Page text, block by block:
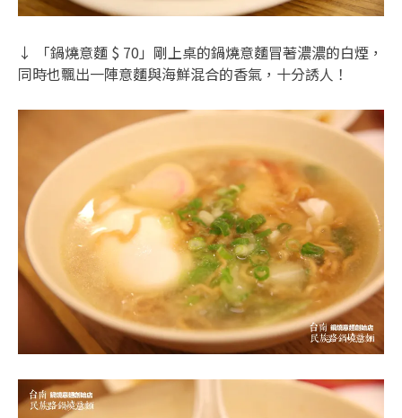
↓ 「鍋燒意麵 $ 70」剛上桌的鍋燒意麵冒著濃濃的白煙，
同時也飄出一陣意麵與海鮮混合的香氣，十分誘人！